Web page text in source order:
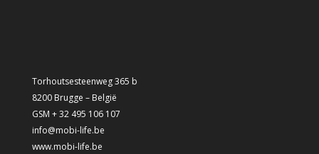
Torhoutsesteenweg 365 b
8200 Brugge – België
GSM + 32 495 106 107
info@mobi-life.be
www.mobi-life.be